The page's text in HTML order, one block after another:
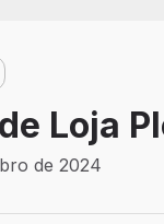
Loja
de 2024